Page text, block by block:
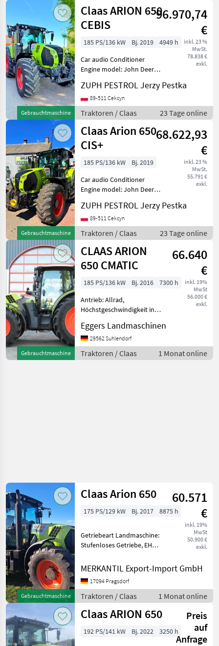
Gebrauchtmaschine
Claas ARION 650
CEBIS
96.970,74
€
inkl. 23 %
MwSt.
78.838 €
exkl.
185 PS/136 kW Bj. 2019
4949 h
Car audio Conditioner
Engine model: John Deere
intercooler --- Stan:
Używany - bardzo dobry
stan Koła napędzające: 4
koła Sprzęt różnego typu: p
ZUPH PESTROL Jerzy Pestka
89-511 Cekcyn
Traktoren / Claas 23 Tage online
Gebrauchtmaschine
Claas Arion 650
CIS+
68.622,93
€
inkl. 23 %
MwSt.
55.791 €
exkl.
185 PS/136 kW
Bj. 2019
Car audio Conditioner
Engine model: John Deere
intercooler --- Stan:
Używany - bardzo dobry
stan Koła napędzające: 4
koła Sprzęt różnego typu: p
ZUPH PESTROL Jerzy Pestka
89-511 Cekcyn
Traktoren / Claas 23 Tage online
Gebrauchtmaschine
CLAAS ARION
650 CMATIC
66.640
€
inkl. 19%
MwSt
56.000 €
exkl.
185 PS/136 kW Bj. 2016
7300 h
Antrieb: Allrad,
Höchstgeschwindigkeit in
Kabine,
Zapfwellendrehzahl:
540/540E/1000/1000E
Business-Paket /
Eggers Landmaschinen
29562 Suhlendorf
Traktoren / Claas 1 Monat online
Gebrauchtmaschine
Claas Arion 650
60.571
€
inkl. 19%
MwSt
50.900 €
exkl.
175 PS/129 kW Bj. 2017 8875 h
Getriebeart Landmaschine:
Stufenloses Getriebe, EHR,
Druckluftbremse,
Klimaanlage,
Zapfwellendrehzahl:
540/540E/1000/1000E,
gefederte Vorderachse,
Höchstge
MERKANTIL Export-Import GmbH
17094 Pragsdorf
Traktoren / Claas 1 Monat online
Claas ARION 650
Preis
auf
Anfrage
192 PS/141 kW Bj. 2022 3250 h